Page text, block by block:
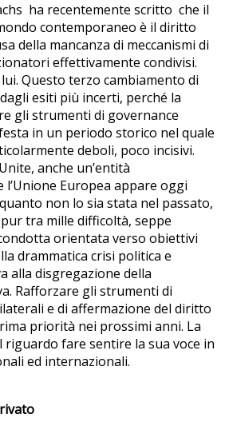
ha recentemente scritto che il
contemporaneo è il diritto
della mancanza di meccanismi di
effettivamente condivisi.
lui. Questo terzo cambiamento di
esiti più incerti, perché la
gli strumenti di governance
in un periodo storico nel quale
deboli, poco incisivi.
anche un’entità
l’Unione Europea appare oggi
non lo sia stata nel passato,
tra mille difficoltà, seppe
orientata verso obiettivi
drammatica crisi politica e
alla disgregazione della
Rafforzare gli strumenti di
e di affermazione del diritto
priorità nei prossimi anni. La
riguardo fare sentire la sua voce in
ed internazionali.